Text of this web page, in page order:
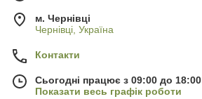
м. Чернівці
Чернівці, Україна
Контакти
Сьогодні працює з 09:00 до 18:00
Показати весь графік роботи